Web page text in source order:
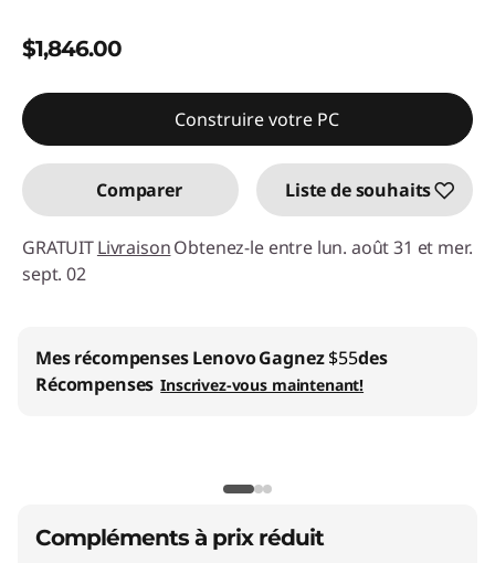
$1,846.00
Construire votre PC
Comparer Liste de souhaits
GRATUITLivraisonObtenez-le entre lun. août 31 et mer.
sept. 02
Mes récompenses LenovoGagnez$55des
Récompenses Inscrivez-vous maintenant!
Compléments à prix réduit